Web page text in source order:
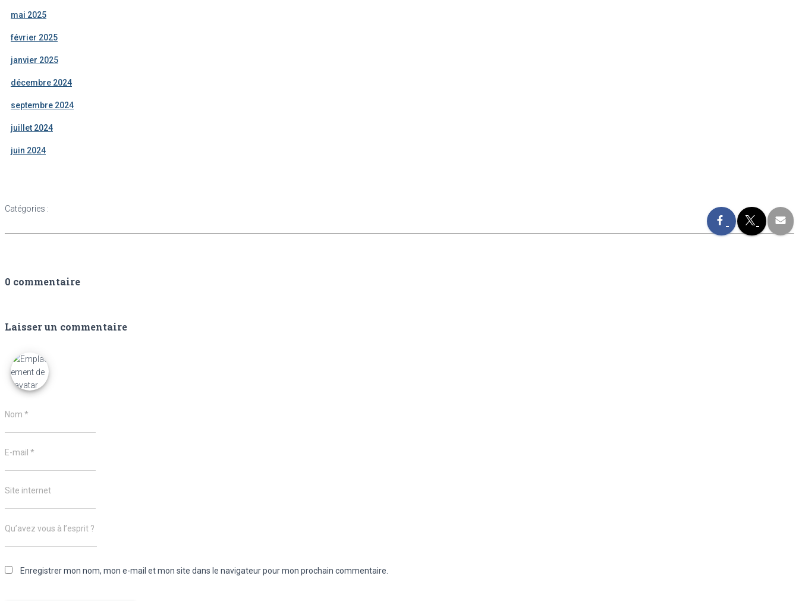
mai 2025
février 2025
janvier 2025
décembre 2024
septembre 2024
juillet 2024
juin 2024
Catégories :
0 commentaire
Laisser un commentaire
Nom *
E-mail *
Site internet
Qu’avez vous à l’esprit ?
Enregistrer mon nom, mon e-mail et mon site dans le navigateur pour mon prochain commentaire.